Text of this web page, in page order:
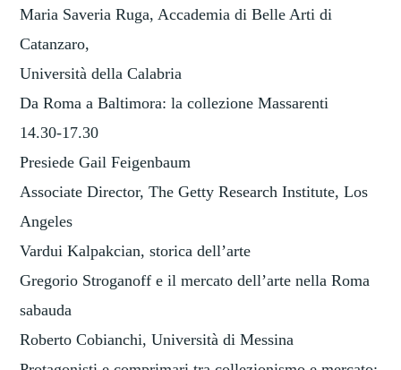
Maria Saveria Ruga, Accademia di Belle Arti di
Catanzaro,
Università della Calabria
Da Roma a Baltimora: la collezione Massarenti
14.30-17.30
Presiede Gail Feigenbaum
Associate Director, The Getty Research Institute, Los
Angeles
Vardui Kalpakcian, storica dell’arte
Gregorio Stroganoff e il mercato dell’arte nella Roma
sabauda
Roberto Cobianchi, Università di Messina